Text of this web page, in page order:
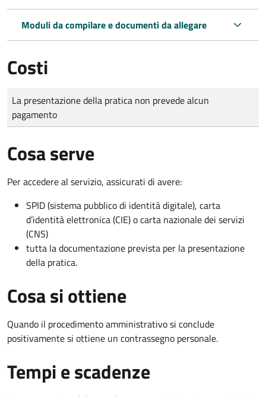
Moduli da compilare e documenti da allegare
Costi
Tipo di pagamento
Importo
La presentazione della pratica non prevede alcun
pagamento
Cosa serve
Per accedere al servizio, assicurati di avere:
SPID (sistema pubblico di identità digitale), carta
d’identità elettronica (CIE) o carta nazionale dei servizi
(CNS)
tutta la documentazione prevista per la presentazione
della pratica.
Cosa si ottiene
Quando il procedimento amministrativo si conclude
positivamente si ottiene un contrassegno personale.
Tempi e scadenze